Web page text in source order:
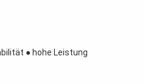
● hohe Leistung